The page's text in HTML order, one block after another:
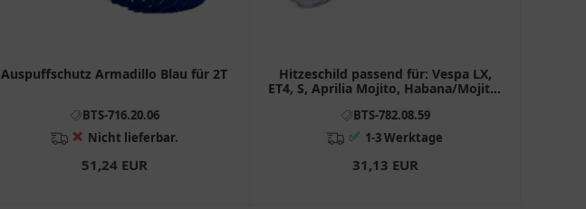
Auspuffschutz Armadillo Blau für 2T
BTS-716.20.06
❌ Nicht lieferbar.
51,24 EUR
Hitzeschild passend für: Vespa LX,
ET4, S, Aprilia Mojito, Habana/Mojito,
BTS-782.08.59
✅ 1-3 Werktage
31,13 EUR